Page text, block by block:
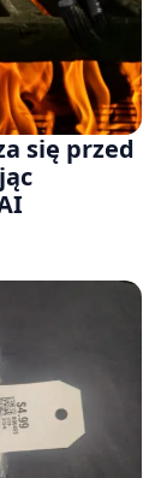
się przed